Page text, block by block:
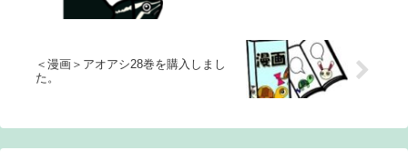
＜漫画＞アオアシ28巻を購入しまし
た。